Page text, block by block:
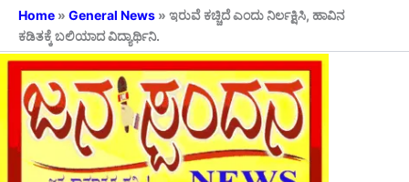
Skip
content
Home » General News » ಇರುವೆ ಕಚ್ಚಿದೆ ಎಂದು ನಿರ್ಲಕ್ಷಿಸಿ, ಹಾವಿನ
ಕಡಿತಕ್ಕೆ ಬಲಿಯಾದ ವಿದ್ಯಾರ್ಥಿನಿ.